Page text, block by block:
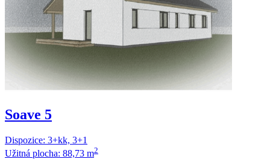
Soave 5
Dispozice: 3+kk, 3+1
Užitná plocha: 88,73 m2